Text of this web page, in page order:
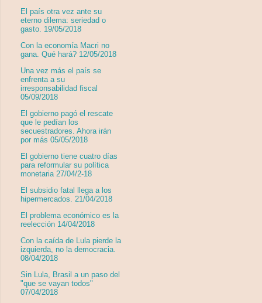
El país otra vez ante su
eterno dilema: seriedad o
gasto. 19/05/2018
Con la economía Macri no
gana. Qué hará? 12/05/2018
Una vez más el país se
enfrenta a su
irresponsabilidad fiscal
05/09/2018
El gobierno pagó el rescate
que le pedían los
secuestradores. Ahora irán
por más 05/05/2018
El gobierno tiene cuatro días
para reformular su política
monetaria 27/04/2-18
El subsidio fatal llega a los
hipermercados. 21/04/2018
El problema económico es la
reelección 14/04/2018
Con la caída de Lula pierde la
izquierda, no la democracia.
08/04/2018
Sin Lula, Brasil a un paso del
"que se vayan todos"
07/04/2018